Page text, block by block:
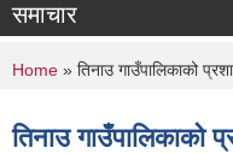
समाचार
You are here
Home » तिनाउ गाउँपालिकाको
तिनाउ गाउँपालिकाको